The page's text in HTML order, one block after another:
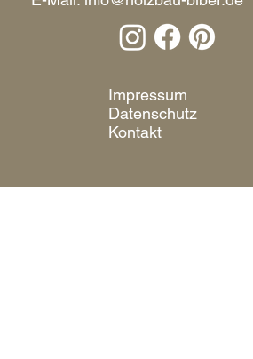
Impressum
Datenschutz
Kontakt